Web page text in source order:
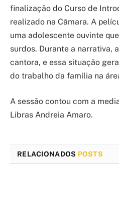
finalização do Curso de
realizado na Câmara. A
uma adolescente ouvinte
surdos. Durante a narrativa,
cantora, e essa situação
do trabalho da família na
A sessão contou com a
Libras Andreia Amaro.
RELACIONADOS POSTS